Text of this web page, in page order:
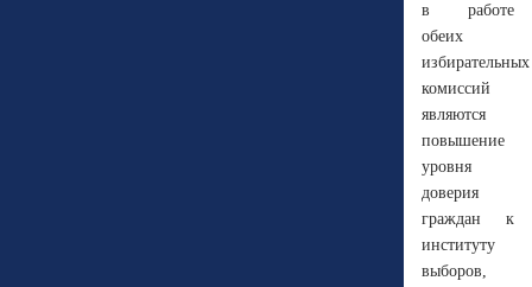
в работе
обеих
избирательных
комиссий
являются
повышение
уровня
доверия
граждан к
институту
выборов,